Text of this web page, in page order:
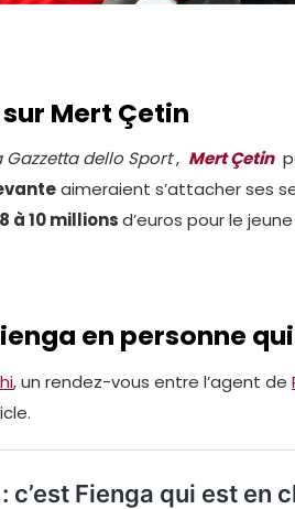
Mert Çetin
Gazzetta dello Sport, Mert Çetin
aimeraient s’attacher ses
à 10 millionsd’euros pour le jeune
en personne
, un rendez-vous entre l’agent de